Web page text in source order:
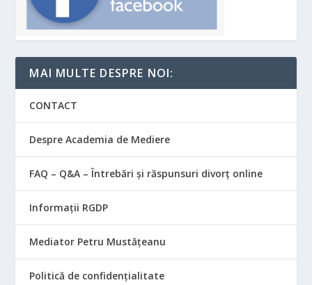
MAI MULTE DESPRE NOI:
CONTACT
Despre Academia de Mediere
FAQ – Q&A – Întrebări și răspunsuri divorț online
Informații RGDP
Mediator Petru Mustățeanu
Politică de confidențialitate